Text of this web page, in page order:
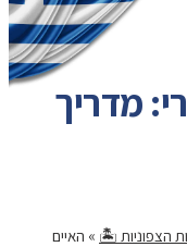
מדריך
הצפוניות 🏝️ » האיים